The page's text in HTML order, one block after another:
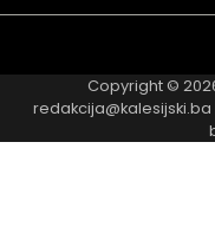
Copyright ©
redakcija@kalesijski.ba